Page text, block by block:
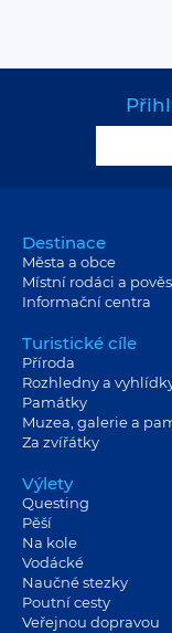
Destinace
Města a obce
Místní rodáci a
Informační centra
Turistické cíle
Příroda
Rozhledny a
Památky
Muzea, galerie a
Za zvířátky
Výlety
Questing
Pěší
Na kole
Vodácké
Naučné stezky
Poutní cesty
Veřejnou dopravou